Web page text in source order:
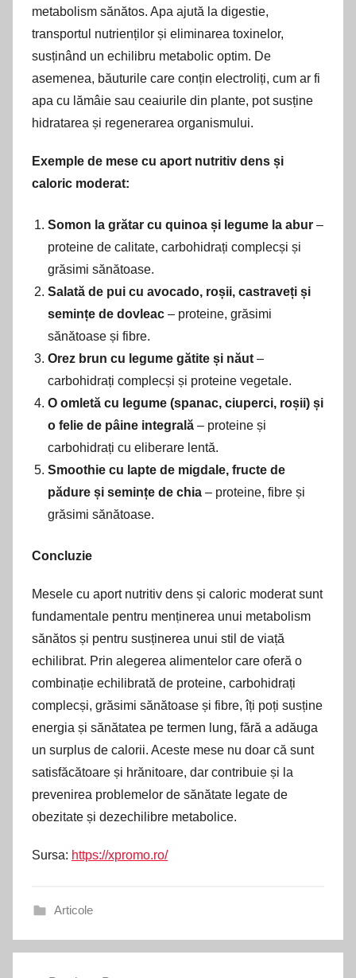
metabolism sănătos. Apa ajută la digestie,
transportul nutrienților și eliminarea toxinelor,
susținând un echilibru metabolic optim. De
asemenea, băuturile care conțin electroliți, cum ar fi
apa cu lămâie sau ceaiurile din plante, pot susține
hidratarea și regenerarea organismului.
Exemple de mese cu aport nutritiv dens și
caloric moderat:
Somon la grătar cu quinoa și legume la abur –
proteine de calitate, carbohidrați complecși și
grăsimi sănătoase.
Salată de pui cu avocado, roșii, castraveți și
semințe de dovleac – proteine, grăsimi
sănătoase și fibre.
Orez brun cu legume gătite și năut –
carbohidrați complecși și proteine vegetale.
O omletă cu legume (spanac, ciuperci, roșii) și
o felie de pâine integrală – proteine și
carbohidrați cu eliberare lentă.
Smoothie cu lapte de migdale, fructe de
pădure și semințe de chia – proteine, fibre și
grăsimi sănătoase.
Concluzie
Mesele cu aport nutritiv dens și caloric moderat sunt
fundamentale pentru menținerea unui metabolism
sănătos și pentru susținerea unui stil de viață
echilibrat. Prin alegerea alimentelor care oferă o
combinație echilibrată de proteine, carbohidrați
complecși, grăsimi sănătoase și fibre, îți poți susține
energia și sănătatea pe termen lung, fără a adăuga
un surplus de calorii. Aceste mese nu doar că sunt
satisfăcătoare și hrănitoare, dar contribuie și la
prevenirea problemelor de sănătate legate de
obezitate și dezechilibre metabolice.
Sursa: https://xpromo.ro/
Articole